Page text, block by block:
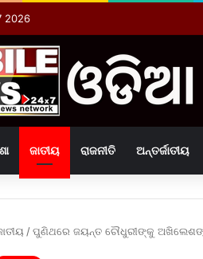
2026
ଜାତୀୟ ରାଜନୀତି ଅନ୍ତର୍ଜାତୀୟ
/ପୁଣିଥରେ ଜୟନ୍ତ ଚୌଧୁରୀଙ୍କୁ